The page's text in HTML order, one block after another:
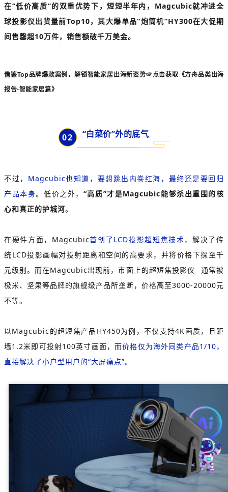
在“低价高质”的双重优势下，短短半年内，Magcubic就冲进全
球投影仪出货量前Top10，其大爆单品“炮筒机”HY300在大促期
间售罄超10万件，销售额破千万美金。
借鉴Top品牌爆款案例，解锁智能家居出海新姿势☞点击获取《方舟品类出海
报告-智能家居篇》
02 “白菜价”外的底气
不过， Magcubic也知道，要想跳出内卷红海，最终还是要回归
产品本身。低价之外， “高质”才是Magcubic能够杀出重围的核
心和真正的护城河。
在硬件方面，Magcubic首创了LCD投影超短焦技术，解决了传
统LCD投影画幅对投射距离和空间的高要求，并将价格下探至千
元级别。而在Magcubic出现前，市面上的超短焦投影仪
通常被
极米、坚果等品牌的旗舰级产品所垄断，价格高至3000-20000元
不等。
以Magcubic的超短焦产品HY450为例，不仅支持4K画质，且距
墙1.2米即可投射100英寸画面，而价格仅为海外同类产品1/10，
直接解决了小户型用户的“大屏痛点”。